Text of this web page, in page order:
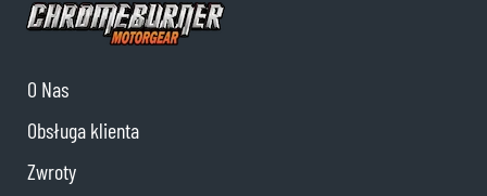
O Nas
Obsługa klienta
Zwroty